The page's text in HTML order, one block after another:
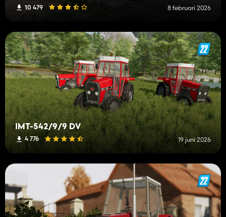
10 479 8 februari 2026
IMT-542/9/9 DV
4 776 19 juni 2026